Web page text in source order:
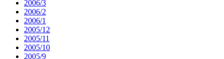
2006/3
2006/2
2006/1
2005/12
2005/11
2005/10
2005/9